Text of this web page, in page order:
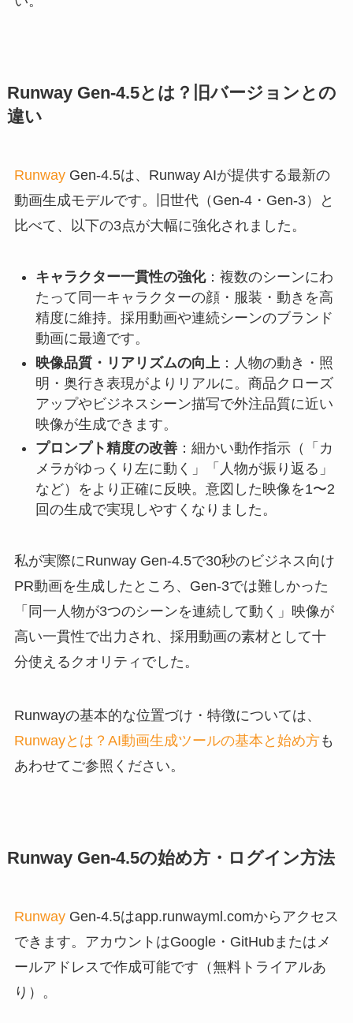
Runway Gen-4.5とは？旧バージョンとの
違い
RunwayGen-4.5は、Runway AIが提供する最新の
動画生成モデルです。旧世代（Gen-4・Gen-3）と
比べて、以下の3点が大幅に強化されました。
キャラクター一貫性の強化：複数のシーンにわ
たって同一キャラクターの顔・服装・動きを高
精度に維持。採用動画や連続シーンのブランド
動画に最適です。
映像品質・リアリズムの向上 ：人物の動き・照
明・奥行き表現がよりリアルに。商品クローズ
アップやビジネスシーン描写で外注品質に近い
映像が生成できます。
プロンプト精度の改善：細かい動作指示（「カ
メラがゆっくり左に動く」「人物が振り返る」
など）をより正確に反映。意図した映像を1〜2
回の生成で実現しやすくなりました。
私が実際にRunway Gen-4.5で30秒のビジネス向け
PR動画を生成したところ、Gen-3では難しかった
「同一人物が3つのシーンを連続して動く」映像が
高い一貫性で出力され、採用動画の素材として十
分使えるクオリティでした。
Runwayの基本的な位置づけ・特徴については、
Runwayとは？AI動画生成ツールの基本と始め方も
あわせてご参照ください。
Runway Gen-4.5の始め方・ログイン方法
RunwayGen-4.5はapp.runwayml.comからアクセス
できます。アカウントはGoogle・GitHubまたはメ
ールアドレスで作成可能です（無料トライアルあ
り）。